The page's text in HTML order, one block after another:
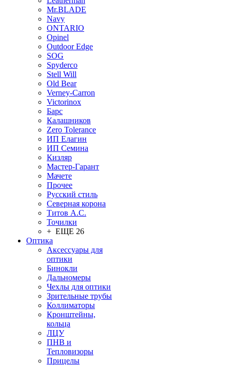
Mr.BLADE
Navy
ONTARIO
Opinel
Outdoor Edge
SOG
Spyderco
Stell Will
Old Bear
Verney-Carron
Victorinox
Барс
Калашников
Zero Tolerance
ИП Елагин
ИП Семина
Кизляр
Мастер-Гарант
Мачете
Прочее
Русский стиль
Северная корона
Титов А.С.
Точилки
+ ЕЩЕ 26
Оптика
Аксессуары для
оптики
Бинокли
Дальномеры
Чехлы для оптики
Зрительные трубы
Коллиматоры
Кронштейны,
кольца
ЛЦУ
ПНВ и
Тепловизоры
Прицелы